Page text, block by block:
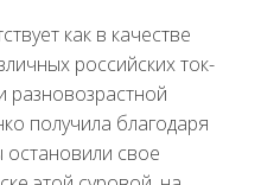
как в качестве
российских ток-
разновозрастной
получила благодаря
остановили свое